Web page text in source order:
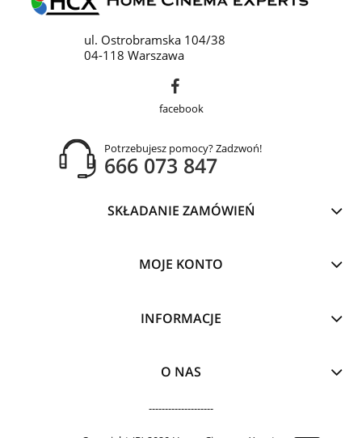
ul. Ostrobramska 104/38
04-118 Warszawa
facebook
Potrzebujesz pomocy? Zadzwoń!
666 073 847
SKŁADANIE ZAMÓWIEŃ
MOJE KONTO
INFORMACJE
O NAS
--------------------